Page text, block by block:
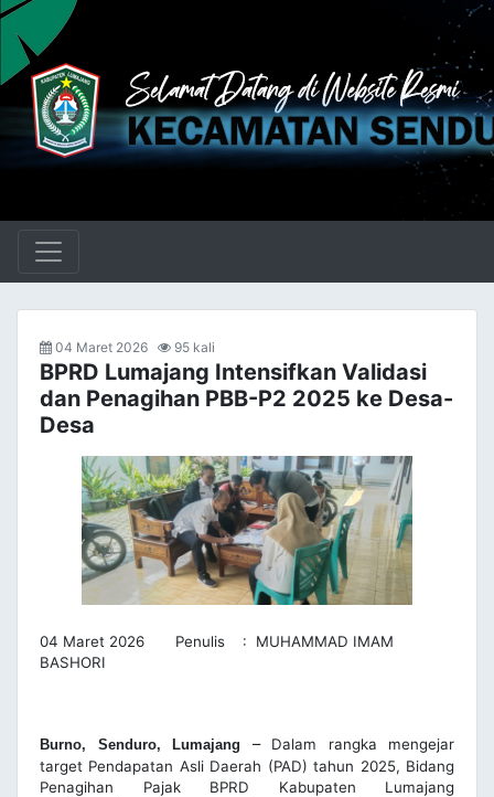
04 Maret 2026 95 kali
BPRD Lumajang Intensifkan Validasi
dan Penagihan PBB-P2 2025 ke Desa-
Desa
04 Maret 2026 Penulis : MUHAMMAD IMAM
BASHORI
Burno, Senduro, Lumajang –
Dalam rangka mengejar
target Pendapatan Asli Daerah (PAD) tahun 2025, Bidang
Penagihan Pajak BPRD Kabupaten Lumajang